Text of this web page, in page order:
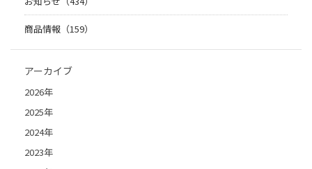
商品情報（159）
アーカイブ
2026年
2025年
2024年
2023年